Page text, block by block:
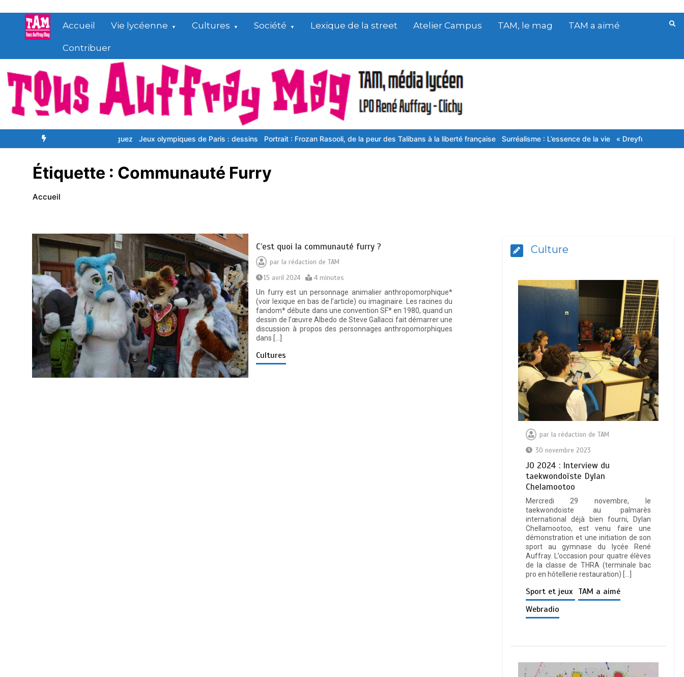
contenu
Accueil Vie lycéenne Cultures Société Lexique de la street Atelier Campus TAM, le mag TAM a aimé
Contribuer
Fortnite est devenu guez Jeux olympiques de Paris : dessins Portrait : Frozan Rasooli, de la peur des Talibans à la liberté française Surréalisme : L’essence de la vie « Dreyfus, j’en fais mon affaire
Étiquette : Communauté Furry
Accueil
C’est quoi la communauté furry ?
parla rédaction de TAM
15 avril 2024
4 minutes
Un furry est un personnage animalier anthropomorphique*
(voir lexique en bas de l’article) ou imaginaire. Les racines du
fandom* débute dans une convention SF* en 1980, quand un
dessin de l’œuvre Albedo de Steve Gallacci fait démarrer une
discussion à propos des personnages anthropomorphiques
dans […]
Cultures
Culture
par la rédaction de TAM
30 novembre 2023
JO 2024 : Interview du
taekwondoïste Dylan
Chelamootoo
Mercredi 29 novembre, le
taekwondoïste au palmarès
international déjà bien fourni, Dylan
Chellamootoo, est venu faire une
démonstration et une initiation de son
sport au gymnase du lycée René
Auffray. L’occasion pour quatre élèves
de la classe de THRA (terminale bac
pro en hôtellerie restauration) […]
Sport et jeux TAM a aimé
Webradio